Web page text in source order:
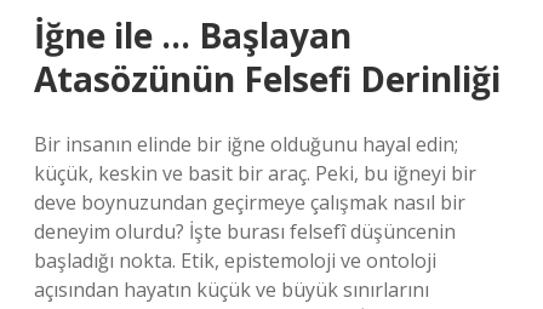
İğne ile … Başlayan
Atasözünün Felsefi Derinliği
Bir insanın elinde bir iğne olduğunu hayal edin;
küçük, keskin ve basit bir araç. Peki, bu iğneyi bir
deve boynuzundan geçirmeye çalışmak nasıl bir
deneyim olurdu? İşte burası felsefî düşüncenin
başladığı nokta. Etik, epistemoloji ve ontoloji
açısından hayatın küçük ve büyük sınırlarını